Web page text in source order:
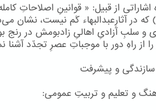
اشاراتی از قبیل: « قوانینِ اصلاحاتِ
(ص۱۳۲) که در آثارِعبدالبهاء کَم نیست،
و سلبِ آزادیِ اهالیِ زادبومش در رنج
از راهِ دور با موجباتِ عصرِ تجدّد آشنا
سازندگی و پیشرفت
و تعلیم و تربیتِ عمومی: